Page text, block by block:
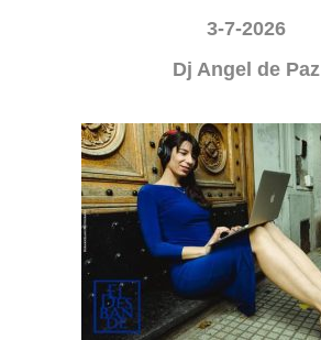
3-7-2026
Dj Angel de Paz